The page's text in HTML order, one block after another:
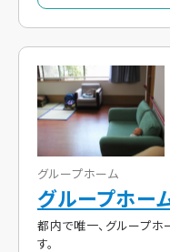
グループホーム
グループホー
都内で唯一、グループ
す。